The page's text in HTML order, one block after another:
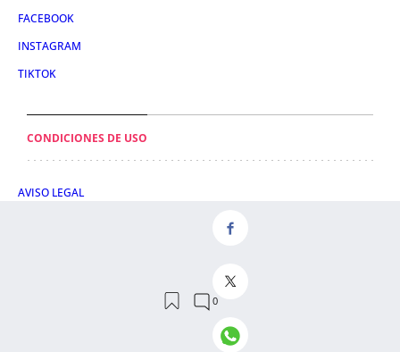
FACEBOOK
INSTAGRAM
TIKTOK
CONDICIONES DE USO
AVISO LEGAL